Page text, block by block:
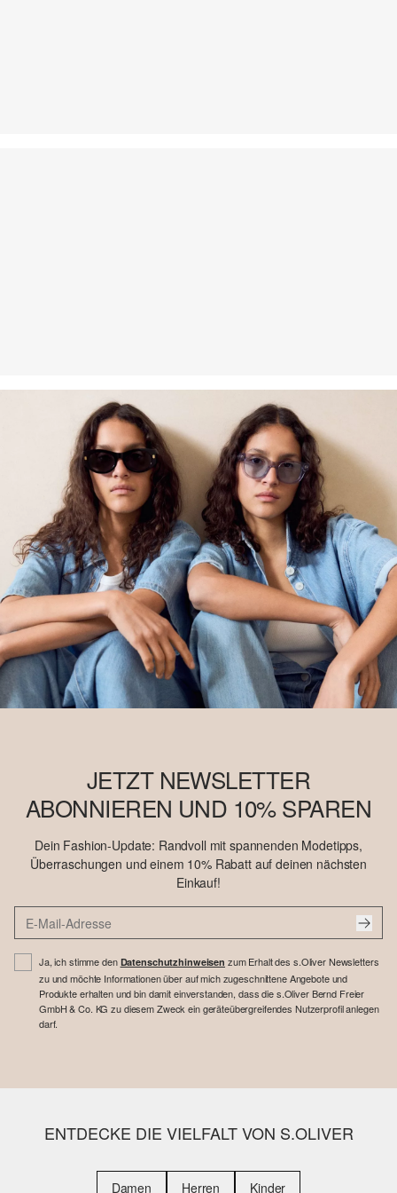
JETZT NEWSLETTER
ABONNIEREN UND 10% SPAREN
Dein Fashion-Update: Randvoll mit spannenden Modetipps,
Überraschungen und einem 10% Rabatt auf deinen nächsten
Einkauf!
Ja, ich stimme den Datenschutzhinweisen zum Erhalt des s.Oliver Newsletters
zu und möchte Informationen über auf mich zugeschnittene Angebote und
Produkte erhalten und bin damit einverstanden, dass die s.Oliver Bernd Freier
GmbH & Co. KG zu diesem Zweck ein geräteübergreifendes Nutzerprofil anlegen
darf.
ENTDECKE DIE VIELFALT VON S.OLIVER
Damen Herren Kinder